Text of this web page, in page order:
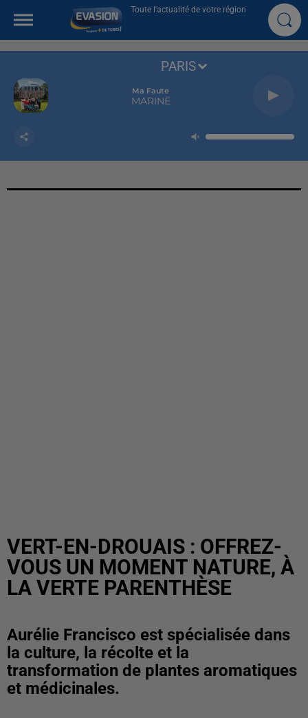
Toute l'actualité de votre région
Ma Faute
MARINE
PARIS
VERT-EN-DROUAIS : OFFREZ-
VOUS UN MOMENT NATURE, À
LA VERTE PARENTHÈSE
Aurélie Francisco est spécialisée dans
la culture, la récolte et la
transformation de plantes aromatiques
et médicinales.